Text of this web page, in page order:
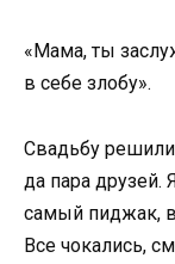
«Мама, ты
в себе злобу».
Свадьбу
да пара друзей.
самый пиджак,
Все чокались,